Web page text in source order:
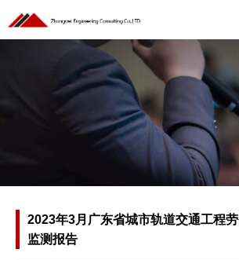
2023年3月广东省城市轨道交通工程
监测报告